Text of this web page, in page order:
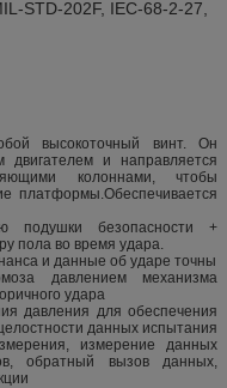
STD-202F, IEC-68-2-27,
высокоточный винт. Он
двигателем и направляется
колоннами, чтобы
платформы.Обеспечивается
подушки безопасности +
пола во время удара.
и данные об ударе точны
давлением механизма
удара
давления для обеспечения
данных испытания
измерение данных
обратный вызов данных,